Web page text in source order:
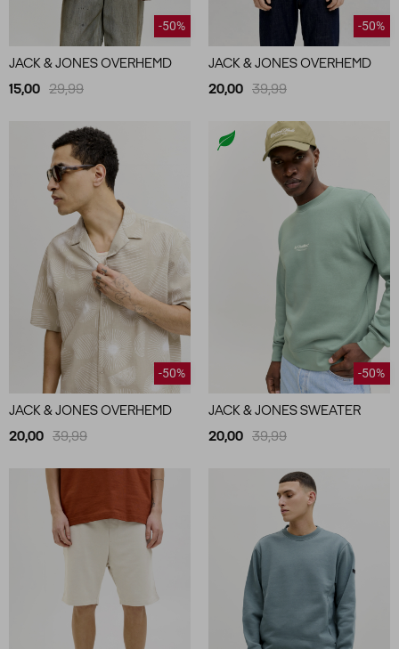
-50%
JACK & JONES OVERHEMD
15,00 29,99
-50%
JACK & JONES OVERHEMD
20,00 39,99
-50%
JACK & JONES OVERHEMD
20,00 39,99
-50%
JACK & JONES SWEATER
20,00 39,99